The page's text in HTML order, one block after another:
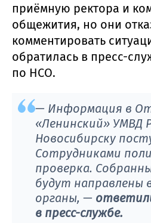
приёмную ректора и
общежития, но они
комментировать
обратилась в пресс-
по НСО.
— Информация в
«Ленинский» УМВД
Новосибирску
Сотрудниками
проверка.
будут направлены
органы, —
в пресс-службе.